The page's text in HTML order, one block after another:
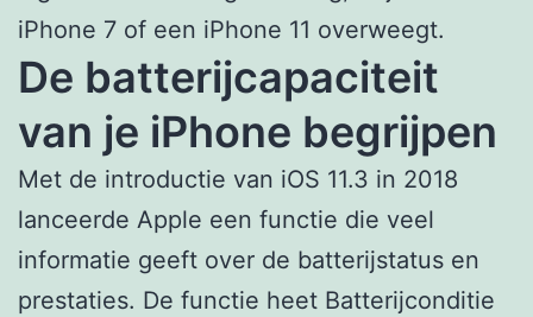
iPhone 7 of een iPhone 11 overweegt.
De batterijcapaciteit
van je iPhone begrijpen
Met de introductie van iOS 11.3 in 2018
lanceerde Apple een functie die veel
informatie geeft over de batterijstatus en
prestaties. De functie heet Batterijconditie